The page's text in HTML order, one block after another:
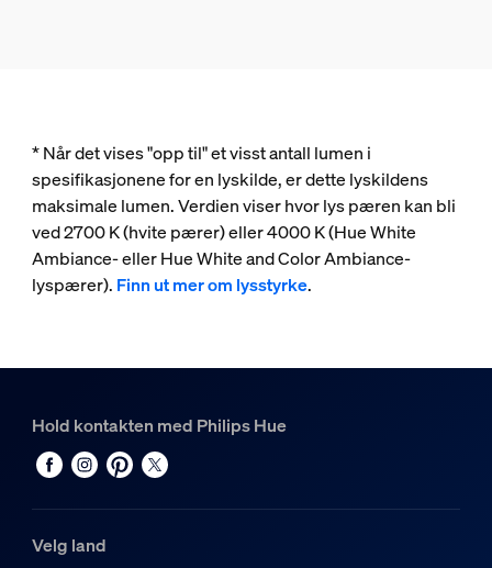
* Når det vises "opp til" et visst antall lumen i
spesifikasjonene for en lyskilde, er dette lyskildens
maksimale lumen. Verdien viser hvor lys pæren kan bli
ved 2700 K (hvite pærer) eller 4000 K (Hue White
Ambiance- eller Hue White and Color Ambiance-
lyspærer). Finn ut mer om lysstyrke.
Hold kontakten med Philips Hue
Velg land